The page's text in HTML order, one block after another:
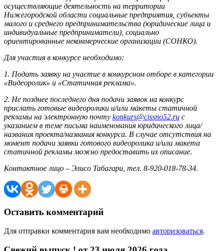
осуществляющие деятельность на территории
Нижегородской области социальные предприятия, субъекты
малого и среднего предпринимательства (юридические лица и
индивидуальные предприниматели), социально
ориентированные некоммерческие организации (СОНКО).
Для участия в конкурсе необходимо:
1. Подать заявку на участие в конкурсном отборе в категории
«Видеоролик» и «Статичная реклама».
2. Не позднее последнего дня подачи заявок на конкурс
прислать готовые видеоролики и/или макеты статичной
рекламы на электронную почту konkurs@cissno52.ru с
указанием в теме письма наименования юридического лица/
названия проекта/названия конкурса. В случае отсутствия на
момент подачи заявки готового видеоролика и/или макета
статичной рекламы можно предоставить их описание.
Контактное лицо – Элисо Табагари, тел. 8-920-018-78-34.
Оставить комментарий
Для отправки комментария вам необходимо авторизоваться.